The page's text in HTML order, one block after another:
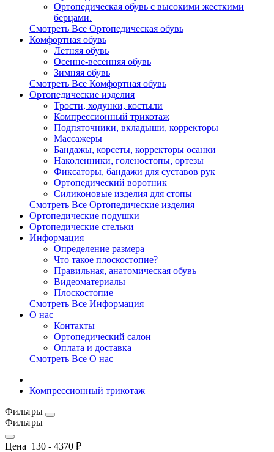
Ортопедическая обувь с высокими жесткими
берцами.
Смотреть Все Ортопедическая обувь
Комфортная обувь
Летняя обувь
Осенне-весенняя обувь
Зимняя обувь
Смотреть Все Комфортная обувь
Ортопедические изделия
Трости, ходунки, костыли
Компрессионный трикотаж
Подпяточники, вкладыши, корректоры
Массажеры
Бандажы, корсеты, корректоры осанки
Наколенники, голеностопы, ортезы
Фиксаторы, бандажи для суставов рук
Ортопедический воротник
Силиконовые изделия для стопы
Смотреть Все Ортопедические изделия
Ортопедические подушки
Ортопедические стельки
Информация
Определение размера
Что такое плоскостопие?
Правильная, анатомическая обувь
Видеоматериалы
Плоскостопие
Смотреть Все Информация
О нас
Контакты
Ортопедический салон
Оплата и доставка
Смотреть Все О нас
Компрессионный трикотаж
Фильтры
Фильтры
Цена 130 - 4370 ₽